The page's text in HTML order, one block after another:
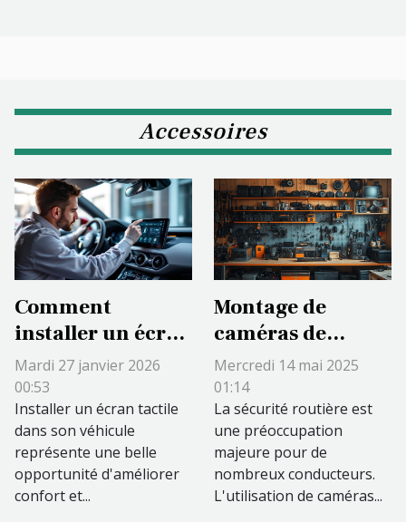
Accessoires
Comment
installer un écran
tactile dans votre
véhicule en
moins de deux
heures ?
Mardi 27 janvier 2026
00:53
Installer un écran tactile
dans son véhicule
représente une belle
opportunité d'améliorer
confort et...
Montage de
caméras de
dashcam pour
une sécurité
maximale quels
modèles choisir
Mercredi 14 mai 2025
01:14
La sécurité routière est
une préoccupation
majeure pour de
nombreux conducteurs.
L'utilisation de caméras...